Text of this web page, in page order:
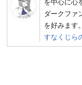
ダークファ
を好みます。
すなくじら